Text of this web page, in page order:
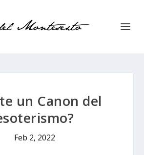
un Canon del
Feb 2, 2022